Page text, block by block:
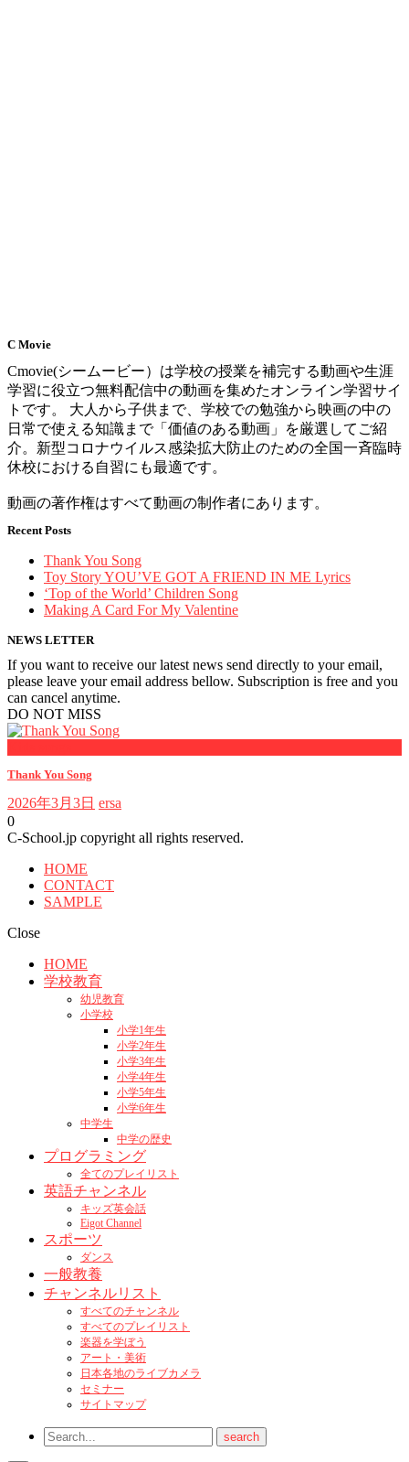
C Movie
Cmovie(シームービー）は学校の授業を補完する動画や生涯
学習に役立つ無料配信中の動画を集めたオンライン学習サイ
トです。 大人から子供まで、学校での勉強から映画の中の
日常で使える知識まで「価値のある動画」を厳選してご紹
介。新型コロナウイルス感染拡大防止のための全国一斉臨時
休校における自習にも最適です。
動画の著作権はすべて動画の制作者にあります。
Recent Posts
Thank You Song
Toy Story YOU’VE GOT A FRIEND IN ME Lyrics
‘Top of the World’ Children Song
Making A Card For My Valentine
NEWS LETTER
If you want to receive our latest news send directly to your email,
please leave your email address bellow. Subscription is free and you
can cancel anytime.
DO NOT MISS
Thank You Song
2026年3月3日 ersa
0
C-School.jp copyright all rights reserved.
HOME
CONTACT
SAMPLE
Close
HOME
学校教育
幼児教育
小学校
小学1年生
小学2年生
小学3年生
小学4年生
小学5年生
小学6年生
中学生
中学の歴史
プログラミング
全てのプレイリスト
英語チャンネル
キッズ英会話
Eigot Channel
スポーツ
ダンス
一般教養
チャンネルリスト
すべてのチャンネル
すべてのプレイリスト
楽器を学ぼう
アート・美術
日本各地のライブカメラ
セミナー
サイトマップ